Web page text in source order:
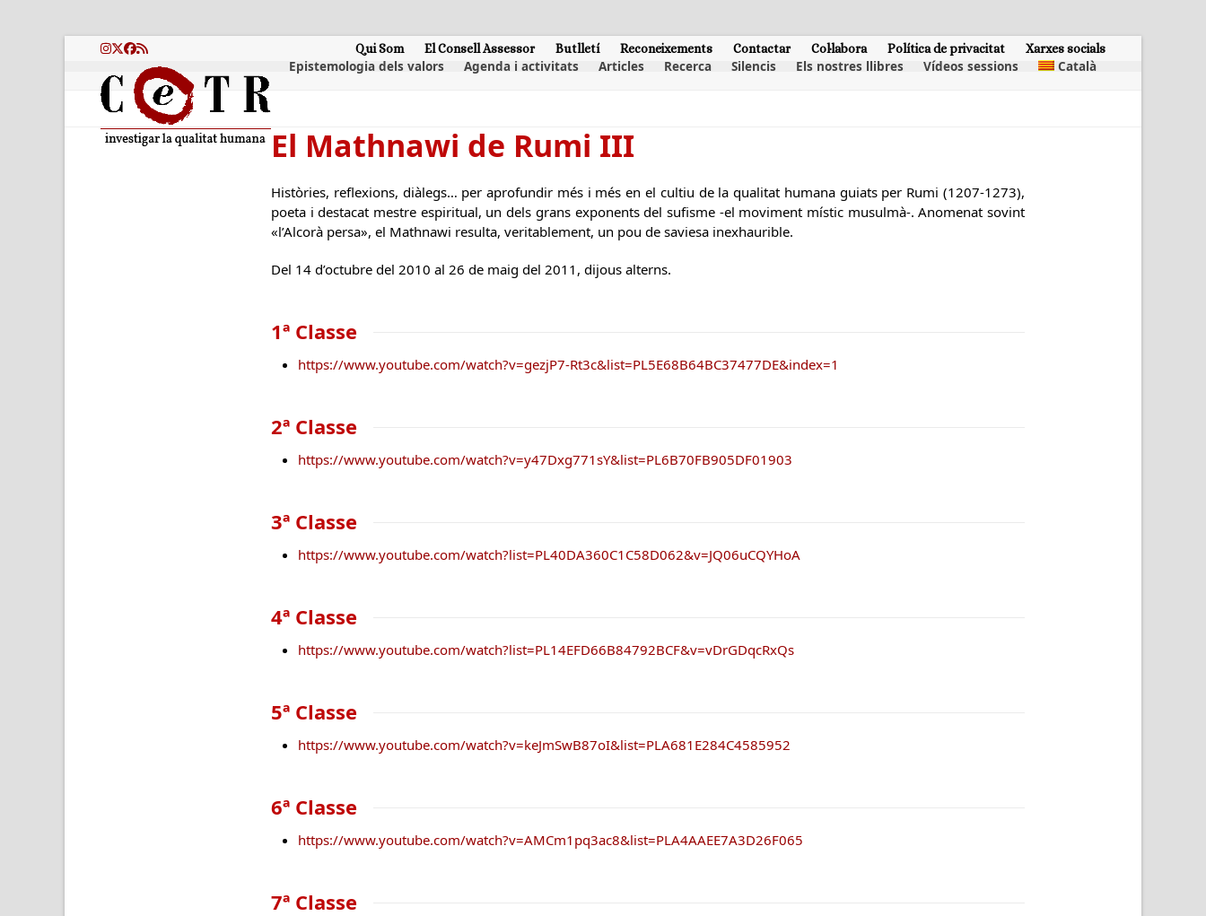
Instagram
Twitter
Facebook
RSS Qui Som El Consell Assessor Butlletí Reconeixements Contactar Col·labora Política de privacitat Xarxes socials
Epistemologia dels valors Agenda i activitats Articles Recerca Silencis Els nostres llibres Vídeos sessions Català
El Mathnawi de Rumi III
Històries, reflexions, diàlegs… per aprofundir més i més en el cultiu de la qualitat humana guiats per Rumi (1207-1273),
poeta i destacat mestre espiritual, un dels grans exponents del sufisme -el moviment místic musulmà-. Anomenat sovint
«l’Alcorà persa», el Mathnawi resulta, veritablement, un pou de saviesa inexhaurible.
Del 14 d’octubre del 2010 al 26 de maig del 2011, dijous alterns.
1ª Classe
https://www.youtube.com/watch?v=gezjP7-Rt3c&list=PL5E68B64BC37477DE&index=1
2ª Classe
https://www.youtube.com/watch?v=y47Dxg771sY&list=PL6B70FB905DF01903
3ª Classe
https://www.youtube.com/watch?list=PL40DA360C1C58D062&v=JQ06uCQYHoA
4ª Classe
https://www.youtube.com/watch?list=PL14EFD66B84792BCF&v=vDrGDqcRxQs
5ª Classe
https://www.youtube.com/watch?v=keJmSwB87oI&list=PLA681E284C4585952
6ª Classe
https://www.youtube.com/watch?v=AMCm1pq3ac8&list=PLA4AAEE7A3D26F065
7ª Classe